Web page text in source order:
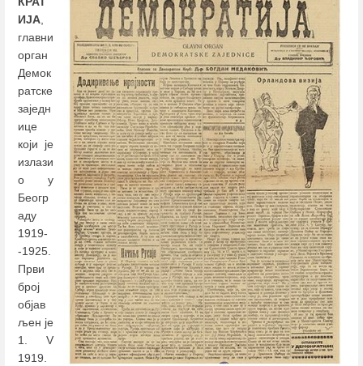
ИЈА,
главни
орган
Демок
ратске
заједн
ице
који је
излази
о у
Беогр
аду
1919-
-1925.
Први
број
објав
љен је
1. V
1919.